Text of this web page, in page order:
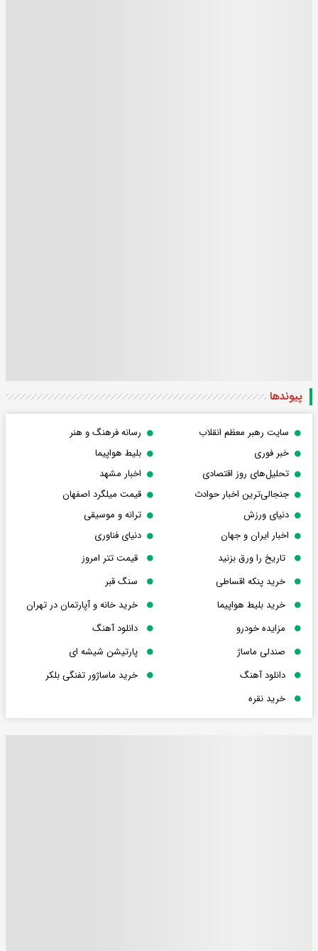
پیوندها
سایت رهبر معظم انقلاب
رسانه فرهنگ و هنر
خبر فوری
بلیط هواپیما
تحلیل‌های روز اقتصادی
اخبار مشهد
جنجالی‌ترین اخبار حوادث
قیمت میلگرد اصفهان
دنیای ورزش
ترانه و موسیقی
اخبار ایران و جهان
دنیای فناوری
تاریخ را ورق بزنید
قیمت تتر امروز
خرید پنکه اقساطی
سنگ قبر
خرید بلیط هواپیما
خرید خانه و آپارتمان در تهران
مزایده خودرو
دانلود آهنگ
صندلی ماساژ
پارتیشن شیشه ای
دانلود آهنگ
خرید ماساژور تفنگی بلکر
خرید نقره